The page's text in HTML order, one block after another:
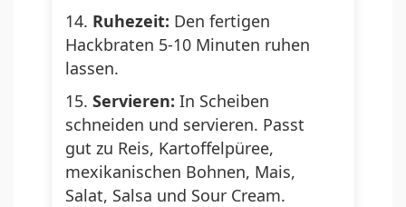
Ruhezeit: Den fertigen
Hackbraten 5-10 Minuten ruhen
lassen.
Servieren: In Scheiben
schneiden und servieren. Passt
gut zu Reis, Kartoffelpüree,
mexikanischen Bohnen, Mais,
Salat, Salsa und Sour Cream.